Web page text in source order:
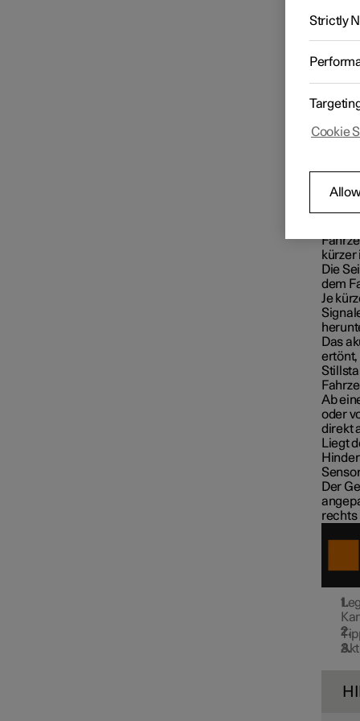
Auf
kürzer
Die
dem
Je
Das
ertönt,
Ab
oder
direkt
Liegt
Der
rechts
Strictly
Cookie